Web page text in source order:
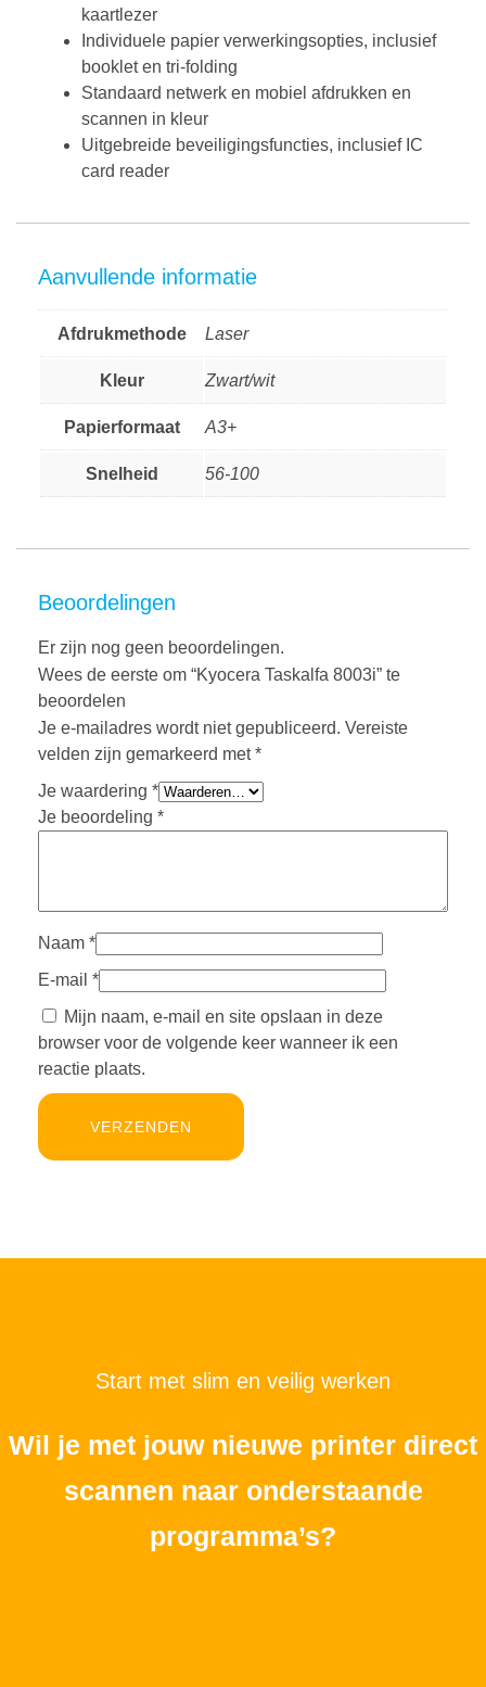
kaartlezer
Individuele papier verwerkingsopties, inclusief
booklet en tri-folding
Standaard netwerk en mobiel afdrukken en
scannen in kleur
Uitgebreide beveiligingsfuncties, inclusief IC
card reader
Aanvullende informatie
Afdrukmethode Laser
Kleur Zwart/wit
Papierformaat A3+
Snelheid 56-100
Beoordelingen
Er zijn nog geen beoordelingen.
Wees de eerste om “Kyocera Taskalfa 8003i” te
beoordelen
Je e-mailadres wordt niet gepubliceerd. Vereiste
velden zijn gemarkeerd met*
Je waardering *
Je beoordeling *
Naam *
E-mail *
Mijn naam, e-mail en site opslaan in deze
browser voor de volgende keer wanneer ik een
reactie plaats.
Start met slim en veilig werken
Wil je met jouw nieuwe printer direct
scannen naar onderstaande
programma’s?